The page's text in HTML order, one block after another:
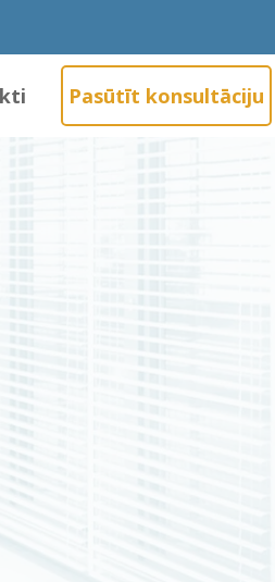
Pasūtīt konsultāciju